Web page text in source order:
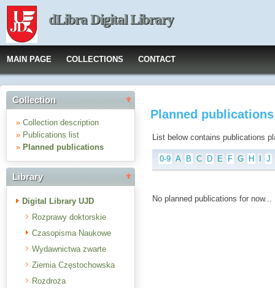
dLibra Digital Library
MAIN PAGE COLLECTIONS CONTACT
Collection
» Collection description
» Publications list
» Planned publications
Library
Digital Library UJD
Rozprawy doktorskie
Czasopisma Naukowe
Wydawnictwa zwarte
Ziemia Częstochowska
Rozdroża
Planned
List below contains publications
0-9 A B C D E F G H J
No planned publications for now...